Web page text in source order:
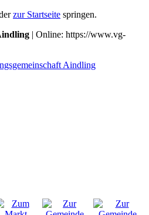
zur Startseite springen.
| Online: https://www.vg-